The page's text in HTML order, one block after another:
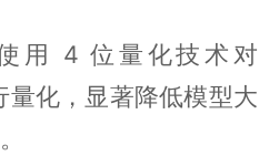
用 4 位量化技术对
量化，显著降低模型大